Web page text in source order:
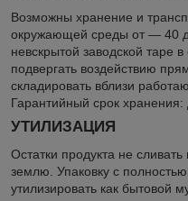
Возможны хранение и
окружающей среды от — 40
невскрытой заводской таре
подвергать воздействию
складировать вблизи
Гарантийный срок хранения:
УТИЛИЗАЦИЯ
Остатки продукта не
землю. Упаковку с
утилизировать как бытовой